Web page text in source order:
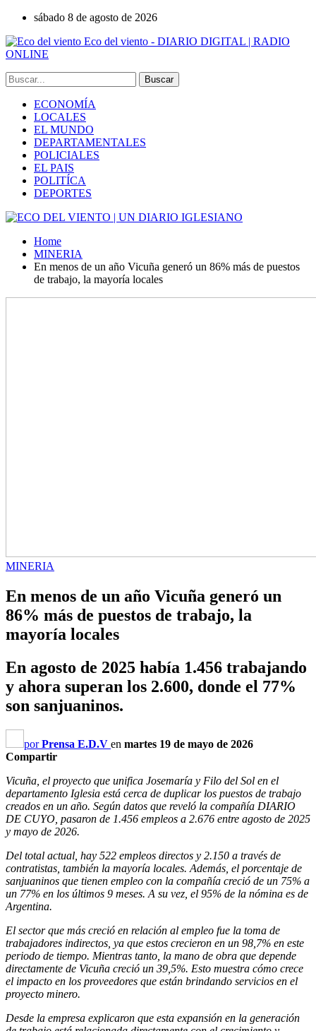
sábado 8 de agosto de 2026
Eco del viento - DIARIO DIGITAL | RADIO
ONLINE
ECONOMÍA
LOCALES
EL MUNDO
DEPARTAMENTALES
POLICIALES
EL PAIS
POLITÍCA
DEPORTES
Home
MINERIA
En menos de un año Vicuña generó un 86% más de puestos
de trabajo, la mayoría locales
MINERIA
En menos de un año Vicuña generó un
86% más de puestos de trabajo, la
mayoría locales
En agosto de 2025 había 1.456 trabajando
y ahora superan los 2.600, donde el 77%
son sanjuaninos.
porPrensa E.D.V en martes 19 de mayo de 2026
Compartir
Vicuña, el proyecto que unifica Josemaría y Filo del Sol en el
departamento Iglesia está cerca de duplicar los puestos de trabajo
creados en un año. Según datos que reveló la compañía DIARIO
DE CUYO, pasaron de 1.456 empleos a 2.676 entre agosto de 2025
y mayo de 2026.
Del total actual, hay 522 empleos directos y 2.150 a través de
contratistas, también la mayoría locales. Además, el porcentaje de
sanjuaninos que tienen empleo con la compañía creció de un 75% a
un 77% en los últimos 9 meses. A su vez, el 95% de la nómina es de
Argentina.
El sector que más creció en relación al empleo fue la toma de
trabajadores indirectos, ya que estos crecieron en un 98,7% en este
periodo de tiempo. Mientras tanto, la mano de obra que depende
directamente de Vicuña creció un 39,5%. Esto muestra cómo crece
el impacto en los proveedores que están brindando servicios en el
proyecto minero.
Desde la empresa explicaron que esta expansión en la generación